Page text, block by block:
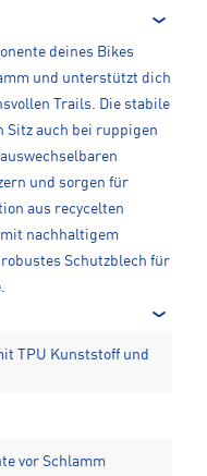
deines Bikes
und unterstützt dich
Trails. Die stabile
Sitz auch bei ruppigen
und sorgen für
aus recycelten
nachhaltigem
Schutzblech für
TPU Kunststoff und
vor Schlamm